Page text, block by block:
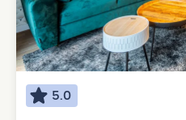
5.0